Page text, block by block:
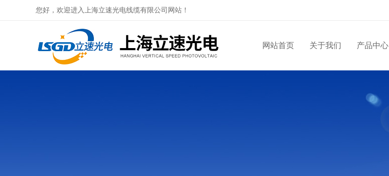
您好，欢迎进入上海立速光电线缆有限公司网站！
网站首页 关于我们 产品中心